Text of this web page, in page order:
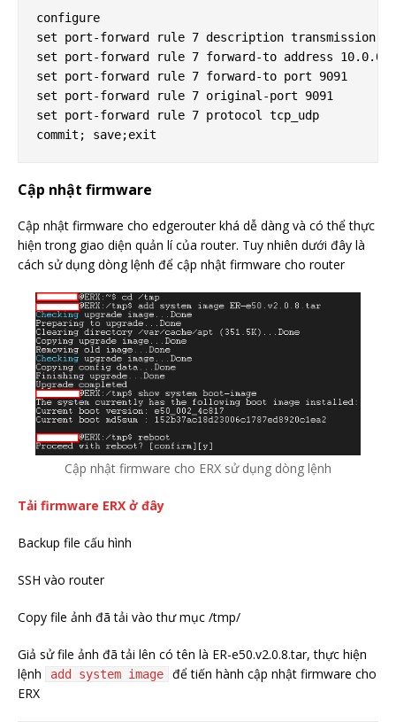
configure
set port-forward rule 7 description transmission
set port-forward rule 7 forward-to address 10.0.0.2
set port-forward rule 7 forward-to port 9091
set port-forward rule 7 original-port 9091
set port-forward rule 7 protocol tcp_udp
Cập nhật firmware
Cập nhật firmware cho edgerouter khá dễ dàng và có thể thực
hiện trong giao diện quản lí của router. Tuy nhiên dưới đây là
cách sử dụng dòng lệnh để cập nhật firmware cho router
Cập nhật firmware cho ERX sử dụng dòng lệnh
Tải firmware ERX ở đây
Backup file cấu hình
SSH vào router
Copy file ảnh đã tải vào thư mục /tmp/
Giả sử file ảnh đã tải lên có tên là ER-e50.v2.0.8.tar, thực hiện
lệnh
add system image
để tiến hành cập nhật firmware cho
ERX